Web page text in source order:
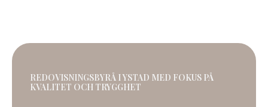
REDOVISNINGSBYRÅ I YSTAD MED FOKUS PÅ
KVALITET OCH TRYGGHET